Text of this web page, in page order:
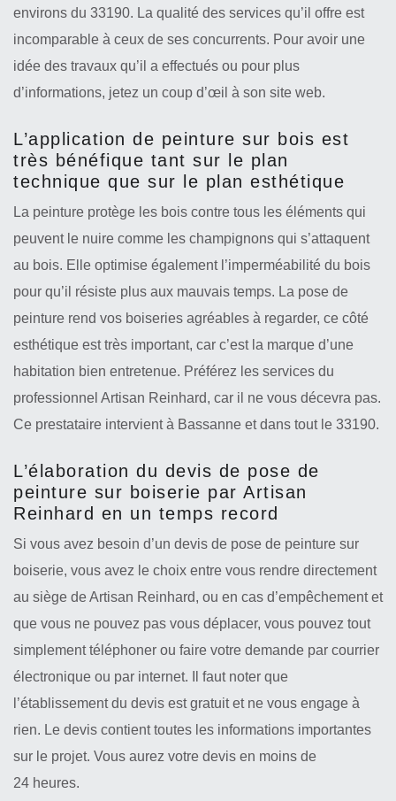
environs du 33190. La qualité des services qu’il offre est
incomparable à ceux de ses concurrents. Pour avoir une
idée des travaux qu’il a effectués ou pour plus
d’informations, jetez un coup d’œil à son site web.
L’application de peinture sur bois est
très bénéfique tant sur le plan
technique que sur le plan esthétique
La peinture protège les bois contre tous les éléments qui
peuvent le nuire comme les champignons qui s’attaquent
au bois. Elle optimise également l’imperméabilité du bois
pour qu’il résiste plus aux mauvais temps. La pose de
peinture rend vos boiseries agréables à regarder, ce côté
esthétique est très important, car c’est la marque d’une
habitation bien entretenue. Préférez les services du
professionnel Artisan Reinhard, car il ne vous décevra pas.
Ce prestataire intervient à Bassanne et dans tout le 33190.
L’élaboration du devis de pose de
peinture sur boiserie par Artisan
Reinhard en un temps record
Si vous avez besoin d’un devis de pose de peinture sur
boiserie, vous avez le choix entre vous rendre directement
au siège de Artisan Reinhard, ou en cas d’empêchement et
que vous ne pouvez pas vous déplacer, vous pouvez tout
simplement téléphoner ou faire votre demande par courrier
électronique ou par internet. Il faut noter que
l’établissement du devis est gratuit et ne vous engage à
rien. Le devis contient toutes les informations importantes
sur le projet. Vous aurez votre devis en moins de
24 heures.